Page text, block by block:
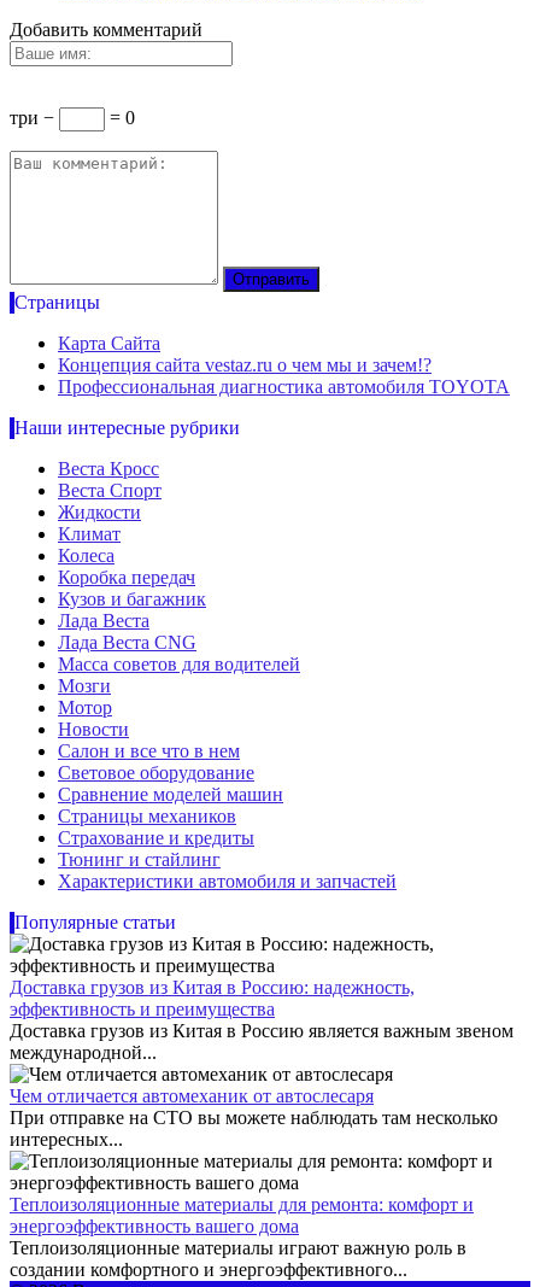
Добавить комментарий
три − = 0
Страницы
Карта Сайта
Концепция сайта vestaz.ru о чем мы и зачем!?
Профессиональная диагностика автомобиля TOYOTA
Наши интересные рубрики
Веста Кросс
Веста Спорт
Жидкости
Климат
Колеса
Коробка передач
Кузов и багажник
Лада Веста
Лада Веста CNG
Масса советов для водителей
Мозги
Мотор
Новости
Салон и все что в нем
Световое оборудование
Сравнение моделей машин
Страницы механиков
Страхование и кредиты
Тюнинг и стайлинг
Характеристики автомобиля и запчастей
Популярные статьи
Доставка грузов из Китая в Россию: надежность,
эффективность и преимущества
Доставка грузов из Китая в Россию является важным звеном
международной...
Чем отличается автомеханик от автослесаря
При отправке на СТО вы можете наблюдать там несколько
интересных...
Теплоизоляционные материалы для ремонта: комфорт и
энергоэффективность вашего дома
Теплоизоляционные материалы играют важную роль в
создании комфортного и энергоэффективного...